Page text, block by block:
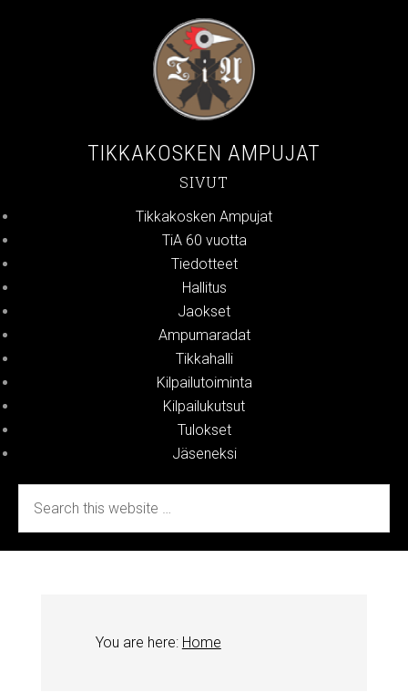
TIKKAKOSKEN AMPUJAT
SIVUT
Tikkakosken Ampujat
TiA 60 vuotta
Tiedotteet
Hallitus
Jaokset
Ampumaradat
Tikkahalli
Kilpailutoiminta
Kilpailukutsut
Tulokset
Jäseneksi
You are here: Home